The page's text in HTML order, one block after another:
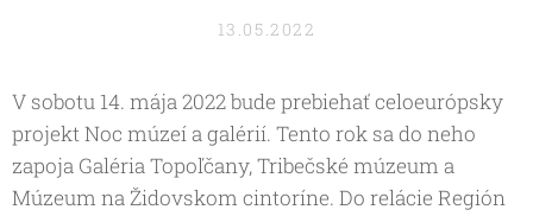
13.05.2022
V sobotu 14. mája 2022 bude prebiehať celoeurópsky
projekt Noc múzeí a galérií. Tento rok sa do neho
zapoja Galéria Topoľčany, Tribečské múzeum a
Múzeum na Židovskom cintoríne. Do relácie Región